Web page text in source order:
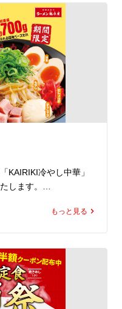
につき、「京都背脂醤
ポン」*1の引換券を1枚
お召し上がりいただ
てください。*2
たお客様にもぜひご来
たします。
を心よりお待ちしてお
都背脂醤油ラーメン
払いいただくことでご
ずラーメン魁力屋公式
必要です。
KAIRIKI冷やし中華」
します。
ベースに、旨みと酸味
らも、ガツンと食べ応
力屋らしく豪快にトッ
もっと見る